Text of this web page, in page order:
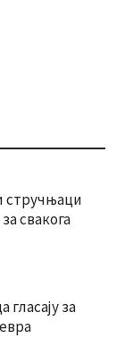
стручњаци
свакога
гласају за